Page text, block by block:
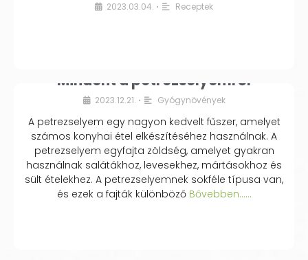
2023.03.04. • Receptek
Mindent a petrezselyemről
2023.12.21. • Gyógynövények
A petrezselyem egy nagyon kedvelt fűszer, amelyet
számos konyhai étel elkészítéséhez használnak. A
petrezselyem egyfajta zöldség, amelyet gyakran
használnak salátákhoz, levesekhez, mártásokhoz és
sült ételekhez. A petrezselyemnek sokféle típusa van,
és ezek a fajták különbözőBővebben...…